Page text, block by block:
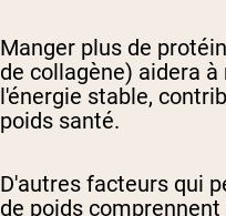
Manger plus de
de collagène) aidera
l'énergie stable,
poids santé.
D'autres facteurs qui
de poids